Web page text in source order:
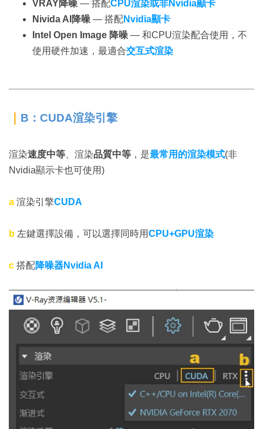
VRAY降噪 — 搭配CPU渲染或非Nvidia顯卡
Nivida AI降噪 — 搭配Nvidia顯卡
Intel Open Image 降噪 — 和CPU渲染配合使用，不
使用硬件加速，最適合交互式渲染
B：CUDA渲染引擎
渲染速度中等 、渲染品質中等 ，是最常用的渲染模式(非
Nvidia顯示卡也可使用)
a 渲染引擎CUDA
b 左鍵選擇設備，可以選擇同時用CPU+GPU渲染
c 搭配降噪器Nvidia AI